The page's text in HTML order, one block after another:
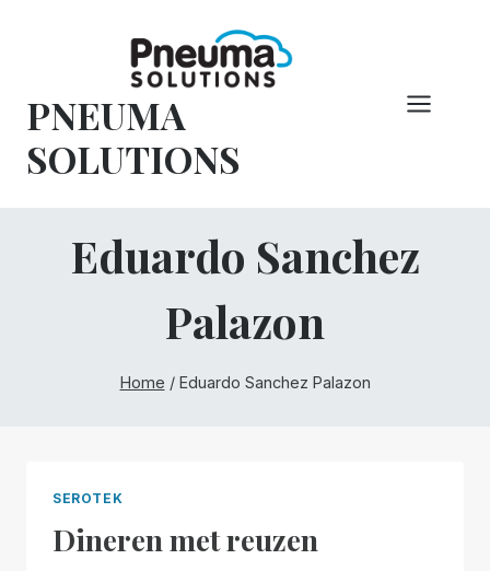
PNEUMA
SOLUTIONS
Eduardo Sanchez
Palazon
Home / Eduardo Sanchez Palazon
SEROTEK
Dineren met reuzen